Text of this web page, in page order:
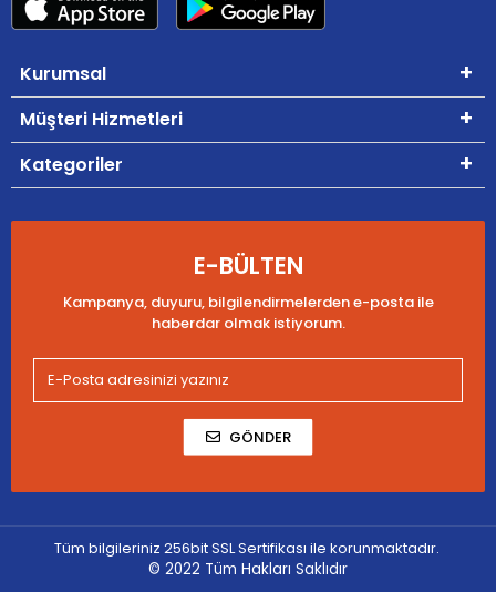
Kurumsal
Müşteri Hizmetleri
Kategoriler
E-BÜLTEN
Kampanya, duyuru, bilgilendirmelerden e-posta ile
haberdar olmak istiyorum.
GÖNDER
Tüm bilgileriniz 256bit SSL Sertifikası ile korunmaktadır.
© 2022 Tüm Hakları Saklıdır